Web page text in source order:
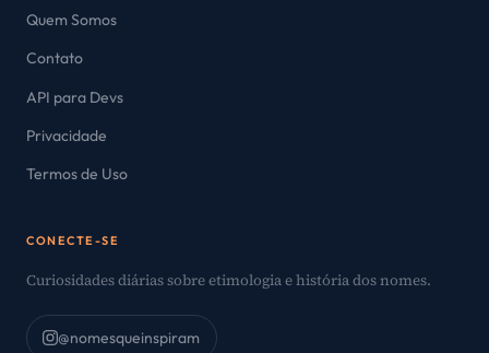
Quem Somos
Contato
API para Devs
Privacidade
Termos de Uso
CONECTE-SE
Curiosidades diárias sobre etimologia e história dos nomes.
@nomesqueinspiram